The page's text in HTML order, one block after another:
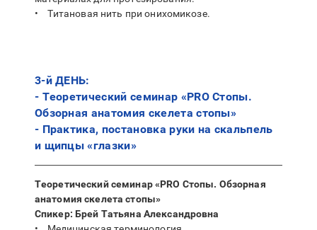
• Титановая нить при онихомикозе.
3-й ДЕНЬ:
- Теоретический семинар «PRO Стопы.
Обзорная анатомия скелета стопы»
- Практика, постановка руки на скальпель
и щипцы «глазки»
Теоретический семинар «PRO Стопы. Обзорная
анатомия скелета стопы»
Спикер: Брей Татьяна Александровна